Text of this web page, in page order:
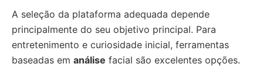
A seleção da plataforma adequada depende
principalmente do seu objetivo principal. Para
entretenimento e curiosidade inicial, ferramentas
baseadas em análise facial são excelentes opções.